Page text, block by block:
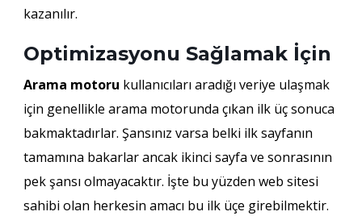
kazanılır.
Optimizasyonu Sağlamak İçin
Arama motoru kullanıcıları aradığı veriye ulaşmak
için genellikle arama motorunda çıkan ilk üç sonuca
bakmaktadırlar. Şansınız varsa belki ilk sayfanın
tamamına bakarlar ancak ikinci sayfa ve sonrasının
pek şansı olmayacaktır. İşte bu yüzden web sitesi
sahibi olan herkesin amacı bu ilk üçe girebilmektir.